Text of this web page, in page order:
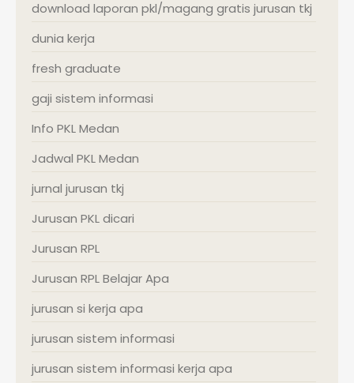
download laporan pkl/magang gratis jurusan tkj
dunia kerja
fresh graduate
gaji sistem informasi
Info PKL Medan
Jadwal PKL Medan
jurnal jurusan tkj
Jurusan PKL dicari
Jurusan RPL
Jurusan RPL Belajar Apa
jurusan si kerja apa
jurusan sistem informasi
jurusan sistem informasi kerja apa